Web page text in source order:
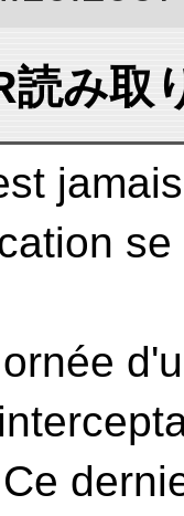
読み取